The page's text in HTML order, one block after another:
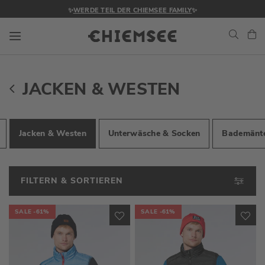
✨WERDE TEIL DER CHIEMSEE FAMILY✨
FILTERN & SORTIEREN
SALE -61%
ZUR
WUNSCHLISTE
HINZUFÜGEN
SALE -61%
JACKEN & WESTEN
Jacken & Westen Unterwäsche & Socken